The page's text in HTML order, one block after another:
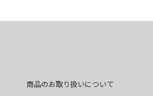
商品のお取り扱いについて